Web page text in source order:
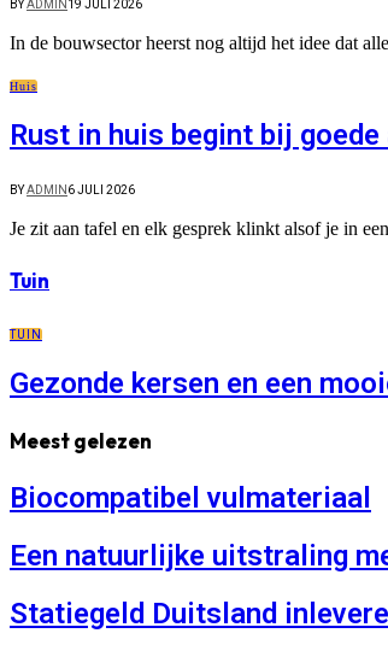
BYADMIN 19 JULI 2026
In de bouwsector heerst nog altijd het idee dat
Huis
Rust in huis begint bij
BYADMIN 6 JULI 2026
Je zit aan tafel en elk gesprek klinkt alsof je in
Tuin
TUIN
Gezonde kersen en een
Meest gelezen
Biocompatibel vulmateriaal
Een natuurlijke uitstraling
Statiegeld Duitsland